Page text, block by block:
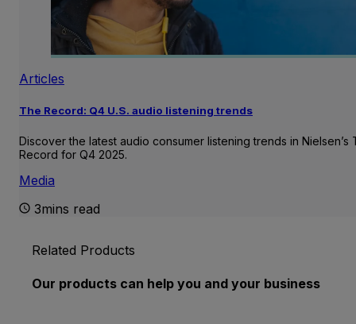
Articles
The Record: Q4 U.S. audio listening trends
Discover the latest audio consumer listening trends in Nielsen’s
Record for Q4 2025.
Media
3mins read
Related Products
Our products can help you and your business